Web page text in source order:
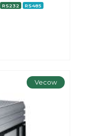
RS232 RS485
Vecow